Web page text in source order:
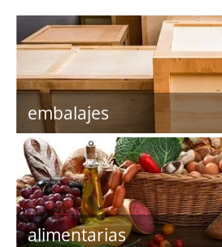
embalajes
alimentarias